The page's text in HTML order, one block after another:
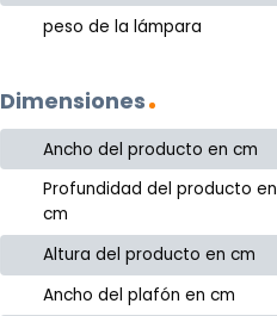
peso de la lámpara
Dimensiones
Ancho del producto en cm
Profundidad del producto en
cm
Altura del producto en cm
Ancho del plafón en cm